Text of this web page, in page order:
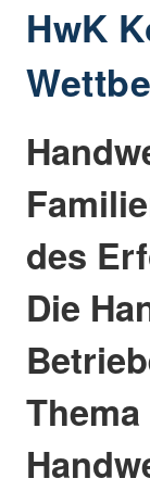
HwK
des
Die